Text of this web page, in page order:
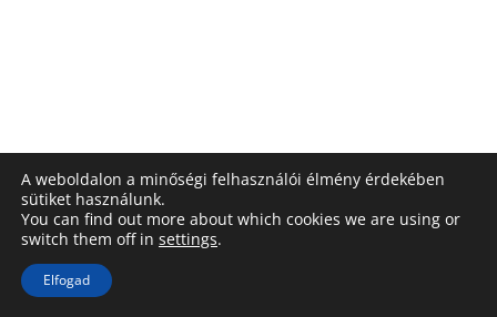
A weboldalon a minőségi felhasználói élmény érdekében
sütiket használunk.
You can find out more about which cookies we are using or
switch them off in settings.
Elfogad